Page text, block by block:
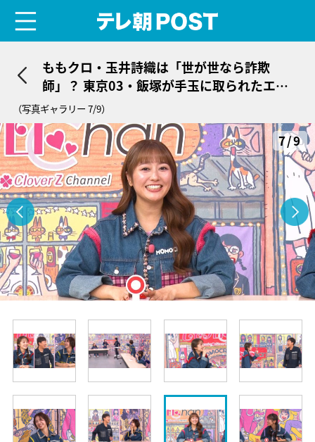
ももクロ・玉井詩織は「世が世なら詐欺
師」？ 東京03・飯塚が手玉に取られたエピ
ソードを明かす
（写真ギャラリー 7/9）
7/9